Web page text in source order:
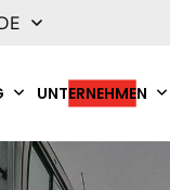
UNTERNEHMEN